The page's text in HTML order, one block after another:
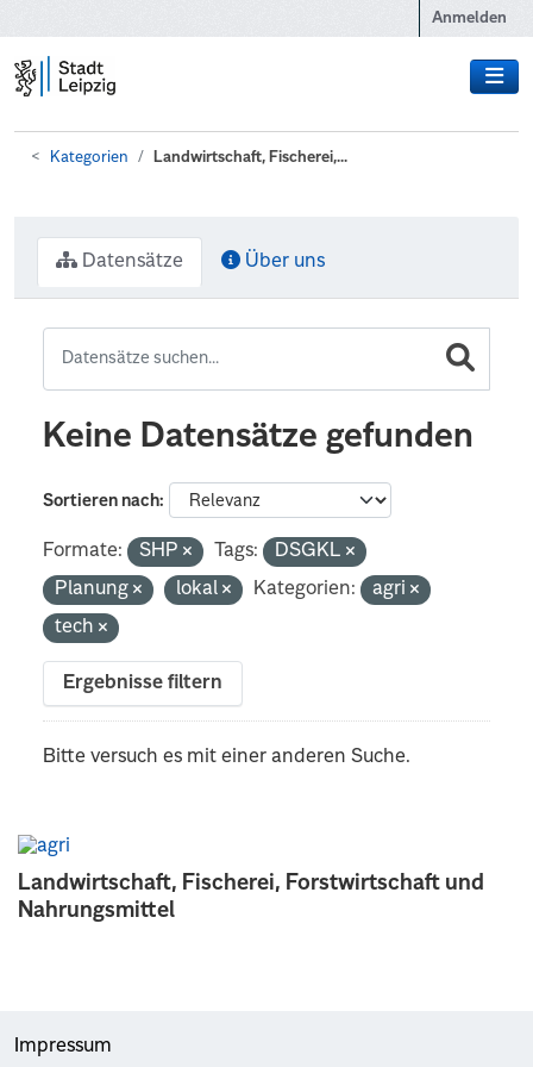
Anmelden
Kategorien Landwirtschaft, Fischerei,...
Landwirtschaft, Fischerei, Forstwirtschaft und
Nahrungsmittel
Datensätze Über uns
Keine Datensätze gefunden
Sortieren nach
Formate: SHP Tags:
DSGKL
Planung
lokal Kategorien:
agri
tech
Ergebnisse filtern
Bitte versuch es mit einer anderen Suche.
Impressum